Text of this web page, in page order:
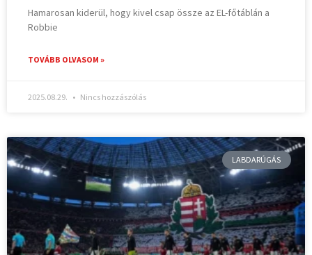
Hamarosan kiderül, hogy kivel csap össze az EL-főtáblán a
Robbie
TOVÁBB OLVASOM »
2025.08.29. Nincs hozzászólás
LABDARÚGÁS